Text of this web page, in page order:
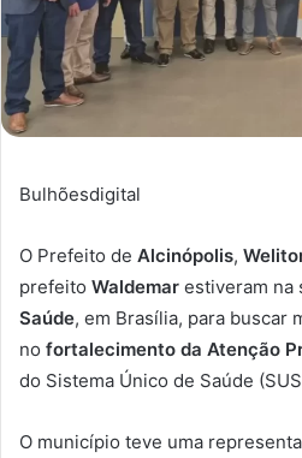
Bulhõesdigital
O Prefeito de Alcinópolis,
prefeito Waldemar estiveram na
Saúde, em Brasília, para buscar
no fortalecimento da Atenção
do Sistema Único de Saúde
O município teve uma